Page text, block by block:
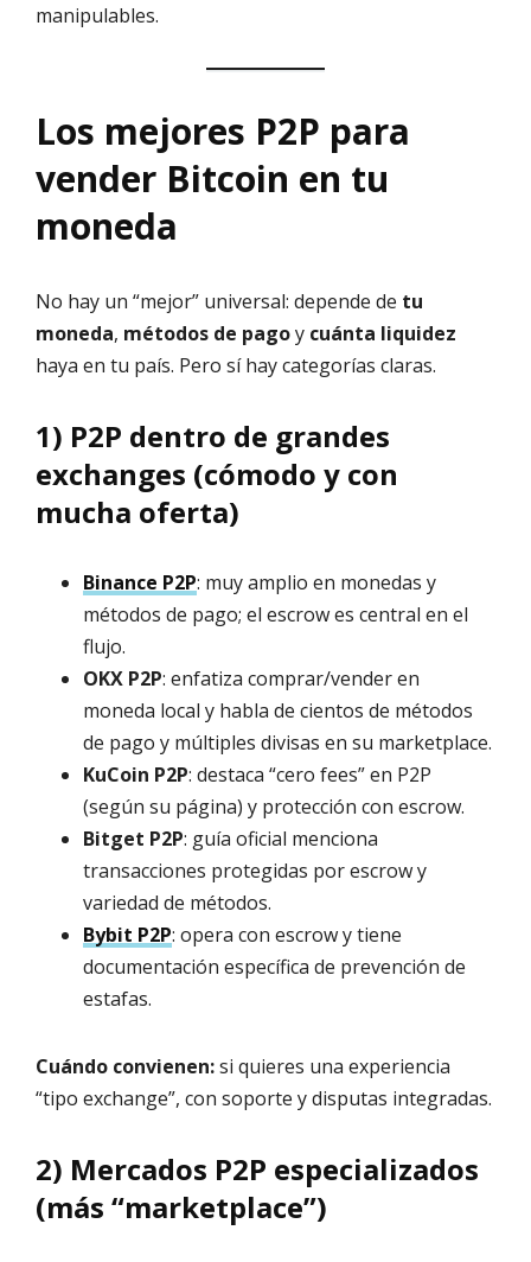
manipulables.
Los mejores P2P para
vender Bitcoin en tu
moneda
No hay un “mejor” universal: depende de tu
moneda, métodos de pagoy cuánta liquidez
haya en tu país. Pero sí hay categorías claras.
1) P2P dentro de grandes
exchanges (cómodo y con
mucha oferta)
Binance P2P: muy amplio en monedas y
métodos de pago; el escrow es central en el
flujo.
OKX P2P: enfatiza comprar/vender en
moneda local y habla de cientos de métodos
de pago y múltiples divisas en su marketplace.
KuCoin P2P: destaca “cero fees” en P2P
(según su página) y protección con escrow.
Bitget P2P: guía oficial menciona
transacciones protegidas por escrow y
variedad de métodos.
Bybit P2P: opera con escrow y tiene
documentación específica de prevención de
estafas.
Cuándo convienen:si quieres una experiencia
“tipo exchange”, con soporte y disputas integradas.
2) Mercados P2P especializados
(más “marketplace”)